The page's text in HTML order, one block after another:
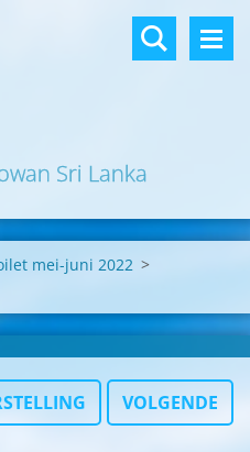
Sri Lanka
mei-juni 2022 >
VOLGENDE